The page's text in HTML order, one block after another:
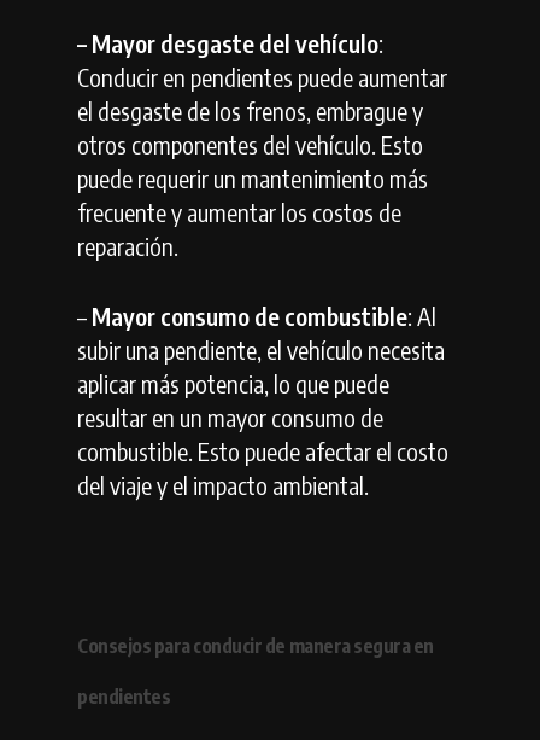
– Mayor desgaste del vehículo:
Conducir en pendientes puede aumentar
el desgaste de los frenos, embrague y
otros componentes del vehículo. Esto
puede requerir un mantenimiento más
frecuente y aumentar los costos de
reparación.
– Mayor consumo de combustible: Al
subir una pendiente, el vehículo necesita
aplicar más potencia, lo que puede
resultar en un mayor consumo de
combustible. Esto puede afectar el costo
del viaje y el impacto ambiental.
Consejos para conducir de manera segura en
pendientes